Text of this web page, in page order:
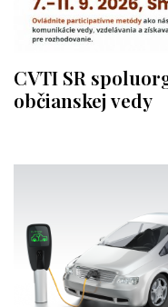
CVTI SR
občianskej vedy